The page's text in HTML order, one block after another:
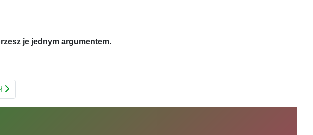
je jednym argumentem.